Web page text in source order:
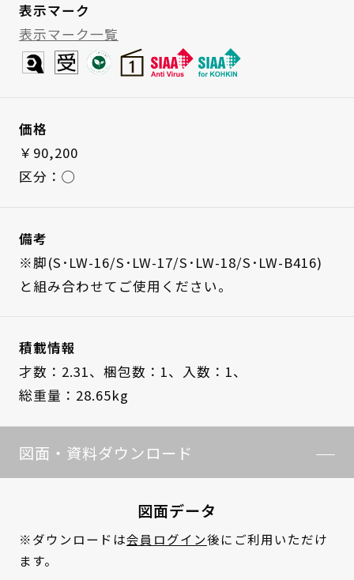
表示マーク
表示マーク一覧
価格
￥90,200
区分：◯
備考
※脚(S･LW-16/S･LW-17/S･LW-18/S･LW-B416)
と組み合わせてご使用ください。
積載情報
才数：2.31、 梱包数：1、 入数：1、
総重量：28.65kg
図面・資料ダウンロード
図面データ
※ダウンロードは会員ログイン後にご利用いただけ
ます。